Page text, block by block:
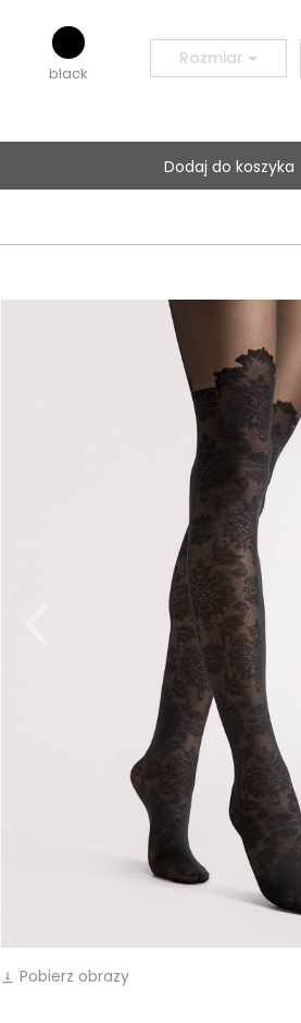
black
Rozmiar
Dodaj do koszyka
vertical_align_bottom Pobierz obrazy